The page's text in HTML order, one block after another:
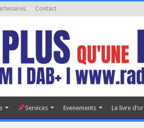
Contact
Services Evenements Le livre d’or